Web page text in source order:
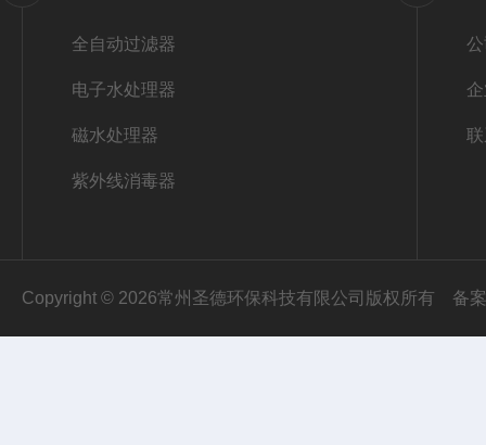
全自动过滤器
电子水处理器
磁水处理器
紫外线消毒器
Copyright © 2026常州圣德环保科技有限公司版权所有 备